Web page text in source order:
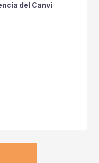
del Canvi